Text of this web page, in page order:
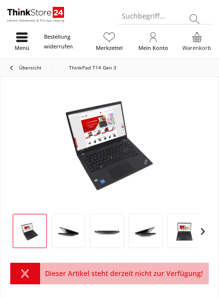
Suchbegriff...
Bestellung
widerrufen
Warenkorb
Merkzettel Mein Konto
Menü
Übersicht ThinkPad T14 Gen 3
Dieser Artikel steht derzeit nicht zur Verfügung!